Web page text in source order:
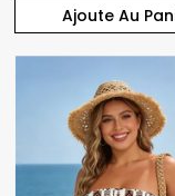
Ajoute Au